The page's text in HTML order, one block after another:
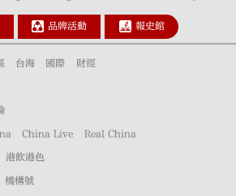
品牌活動 報史館
台海 國際 財經
China Live Real China
港飲港色
機構號